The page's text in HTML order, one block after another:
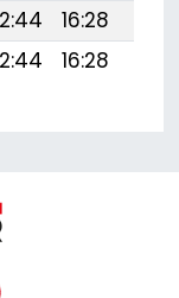
16:28
16:28